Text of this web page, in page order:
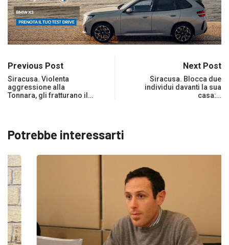
Previous Post
Siracusa. Violenta
aggressione alla
Tonnara, gli fratturano il…
Next Post
Siracusa. Blocca due
individui davanti la sua
casa:…
Potrebbe interessarti